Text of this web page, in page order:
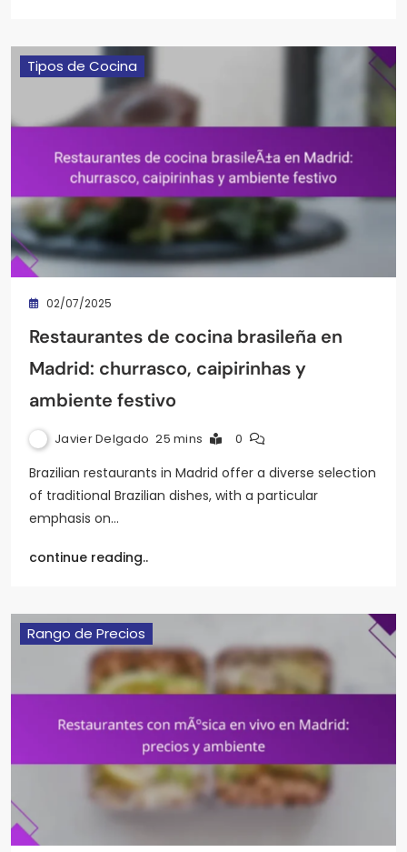
Tipos de Cocina
02/07/2025
Restaurantes de cocina brasileña en
Madrid: churrasco, caipirinhas y
ambiente festivo
Javier Delgado 25 mins 0
Brazilian restaurants in Madrid offer a diverse selection
of traditional Brazilian dishes, with a particular
emphasis on…
continue reading..
Rango de Precios